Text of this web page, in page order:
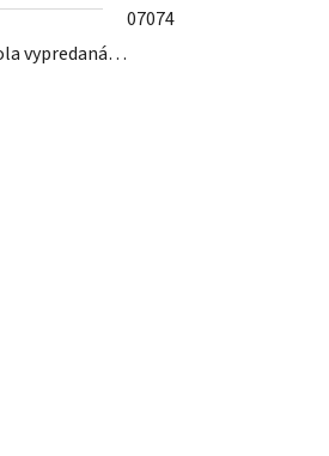
07074
vypredaná…